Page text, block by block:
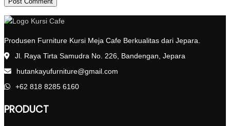
Produsen Furniture Kursi Meja Cafe Berkualitas dari Jepara.
Jl. Raya Tirta Samudra No. 226, Bandengan, Jepara
hutankayufurniture@gmail.com
+62 818 8285 6160
PRODUCT